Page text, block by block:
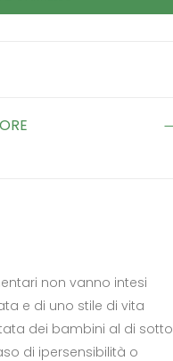
non vanno intesi
e di uno stile di vita
dei bambini al di sotto
di ipersensibilità o